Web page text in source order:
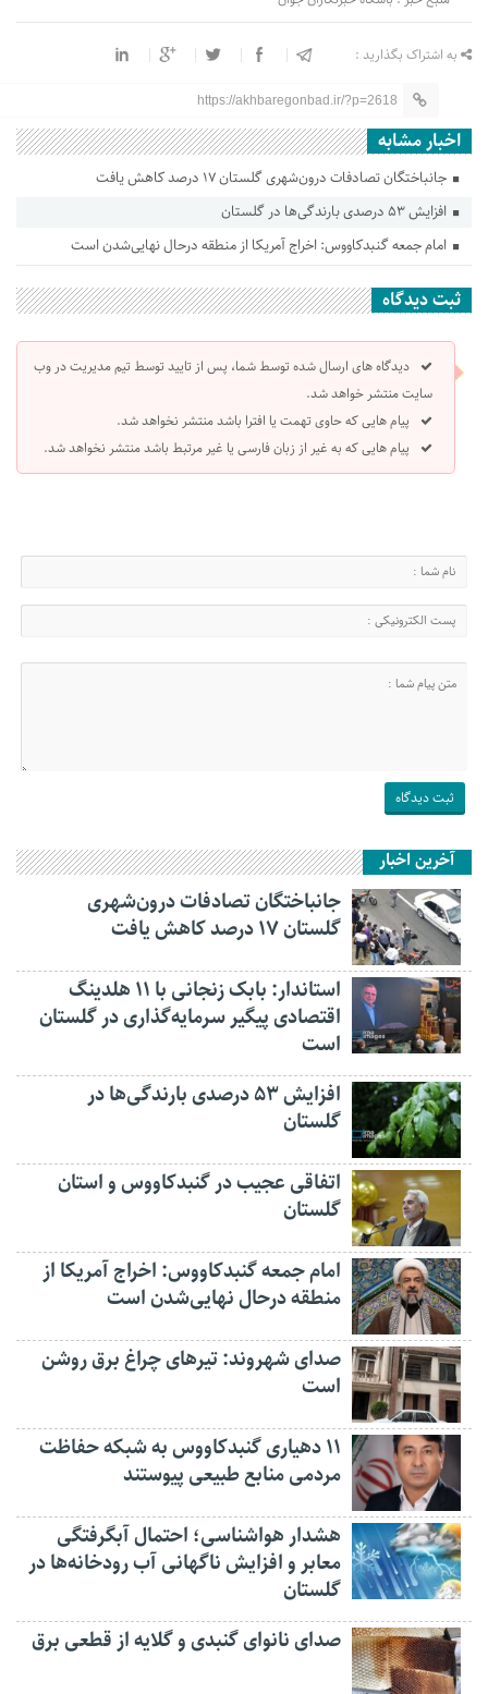
به اشتراک بگذارید :
https://akhbaregonbad.ir/?p=2618
اخبار مشابه
جانباختگان تصادفات درون‌شهری گلستان ۱۷ درصد کاهش یافت
افزایش ۵۳ درصدی بارندگی‌ها در گلستان
امام جمعه گنبدکاووس: اخراج آمریکا از منطقه درحال نهایی‌شدن است
ثبت دیدگاه
دیدگاه های ارسال شده توسط شما، پس از تایید توسط تیم مدیریت در وب
سایت منتشر خواهد شد.
پیام هایی که حاوی تهمت یا افترا باشد منتشر نخواهد شد.
پیام هایی که به غیر از زبان فارسی یا غیر مرتبط باشد منتشر نخواهد شد.
آخرین اخبار
جانباختگان تصادفات درون‌شهری
گلستان ۱۷ درصد کاهش یافت
استاندار: بابک زنجانی با ۱۱ هلدینگ
اقتصادی پیگیر سرمایه‌گذاری در گلستان
است
افزایش ۵۳ درصدی بارندگی‌ها در
گلستان
اتفاقی عجیب در‌ گنبدکاووس و استان
گلستان
امام جمعه گنبدکاووس: اخراج آمریکا از
منطقه درحال نهایی‌شدن است
صدای شهروند: تیرهای چراغ برق روشن
است
۱۱ دهیاری گنبدکاووس به شبکه حفاظت
مردمی منابع طبیعی پیوستند
هشدار هواشناسی؛ احتمال آبگرفتگی
معابر و افزایش ناگهانی آب رودخانه‌ها در
گلستان
صدای نانوای گنبدی و گلایه از قطعی برق